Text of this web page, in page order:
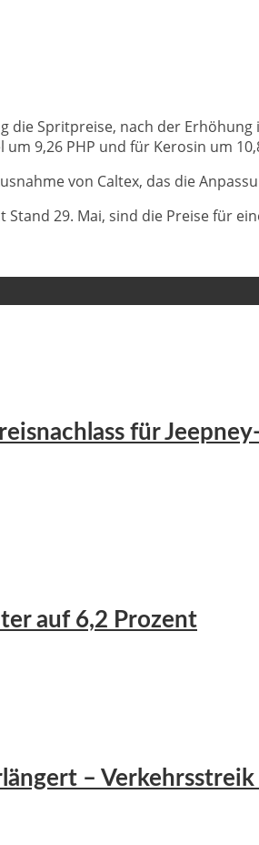
die Spritpreise, nach der
9,26 PHP und für Kerosin um
von Caltex, das die
29. Mai, sind die Preise für
für
auf 6,2 Prozent
–